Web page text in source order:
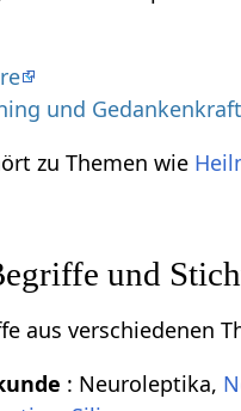
und
zu Themen wie
und
aus verschiedenen
: Neuroleptika,